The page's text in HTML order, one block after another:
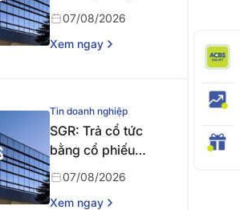
bản07/08/2026
Xem ngay
Tin doanh nghiệp
SGR: Trả cổ tức
bằng cổ phiếu
năm 2024
07/08/2026
Xem ngay